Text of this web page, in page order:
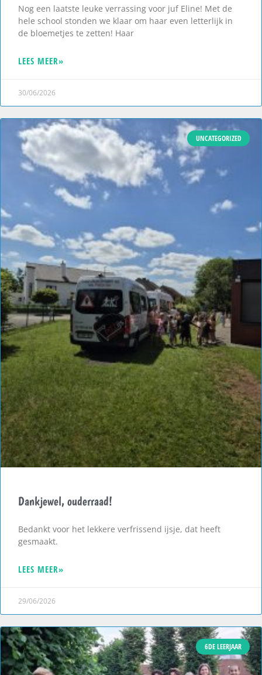
Nog een laatste leuke verrassing voor juf Eline! Met de
hele school stonden we klaar om haar even letterlijk in
de bloemetjes te zetten! Haar
LEES MEER»
30/06/2026
UNCATEGORIZED
Dankjewel, ouderraad!
Bedankt voor het lekkere verfrissend ijsje, dat heeft
gesmaakt.
LEES MEER»
29/06/2026
6DE LEERJAAR